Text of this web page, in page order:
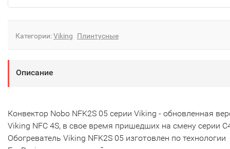
Категории:Viking Плинтусные
Описание
Конвектор Nobo NFK2S 05 cерии Viking - обновленная
Viking NFC 4S, в свое время пришедших на смену серии
Обогреватель Viking NFK2S 05 изготовлен по технологии